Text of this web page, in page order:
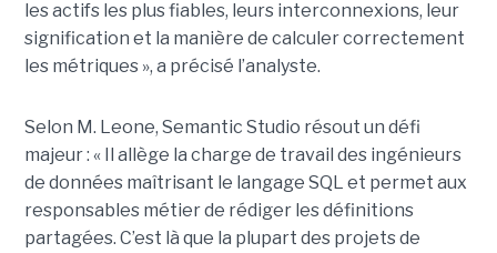
les actifs les plus fiables, leurs interconnexions, leur
signification et la manière de calculer correctement
les métriques », a précisé l’analyste.
Selon M. Leone, Semantic Studio résout un défi
majeur : « Il allège la charge de travail des ingénieurs
de données maîtrisant le langage SQL et permet aux
responsables métier de rédiger les définitions
partagées. C’est là que la plupart des projets de